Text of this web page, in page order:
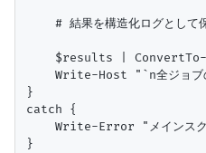
# 結果を構造化ログとして
$results |
Write-Host "`n全ジョブ
}
catch {
Write-Error "メインス
}